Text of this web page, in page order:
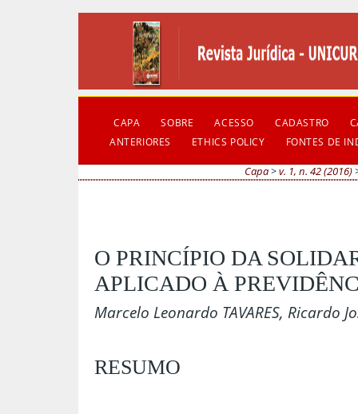
CAPA SOBRE ACESSO CADASTRO
ANTERIORES
ETHICS POLICY FONTES DE
Capa>v. 1, n. 42 (2016)
O PRINCÍPIO DA
APLICADO À
Marcelo Leonardo TAVARES, Ricardo
RESUMO